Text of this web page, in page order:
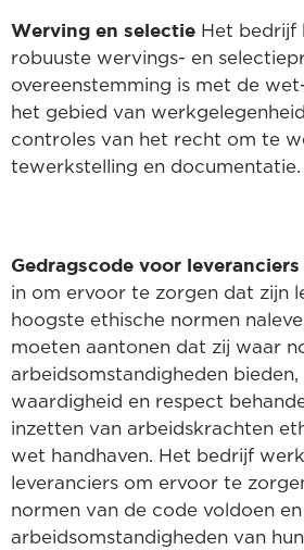
Werving en selectie Het bedrijf
robuuste wervings- en
overeenstemming is met de
het gebied van
controles van het recht om te
tewerkstelling en documentatie.
Gedragscode voor leveranciers
in om ervoor te zorgen dat zijn
hoogste ethische normen
moeten aantonen dat zij waar
arbeidsomstandigheden
waardigheid en respect
inzetten van arbeidskrachten
wet handhaven. Het bedrijf
leveranciers om ervoor te
normen van de code voldoen
arbeidsomstandigheden van